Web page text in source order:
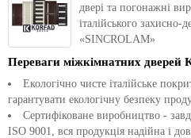
двері та погонажні
італійського захисно-
«SINCROLAM»
Переваги міжкімнатних дверей
Екологічно чисте італійське
гарантувати екологічну безпеку
Сертифіковане виробництво -
ISO 9001, вся продукція надійна і